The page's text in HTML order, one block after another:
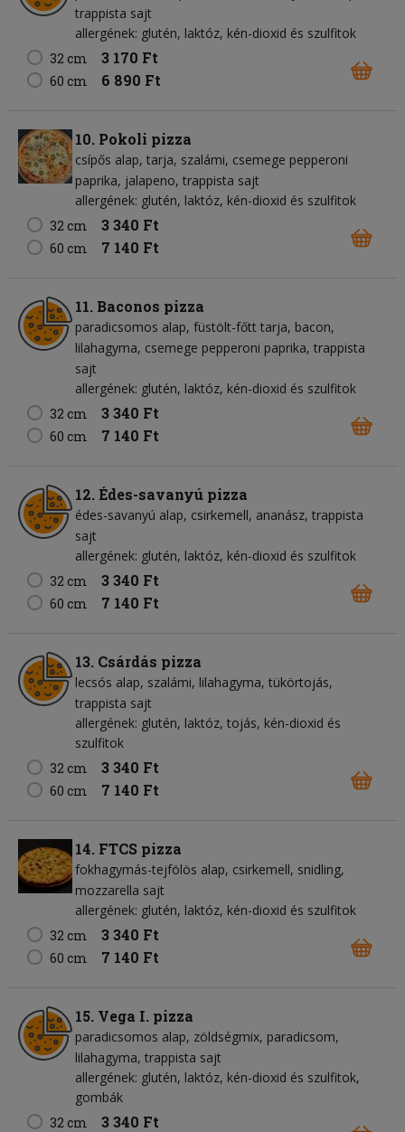
trappista sajt
allergének: glutén, laktóz, kén-dioxid és szulfitok
32 cm
3 170 Ft
60 cm 6 890 Ft
10. Pokoli pizza
csípős alap tarja szalámi csemege pepperoni
paprika jalapeno trappista sajt
allergének: glutén, laktóz, kén-dioxid és szulfitok
32 cm
3 340 Ft
60 cm 7 140 Ft
11. Baconos pizza
paradicsomos alap füstölt-főtt tarja bacon
lilahagyma csemege pepperoni paprika trappista
sajt
allergének: glutén, laktóz, kén-dioxid és szulfitok
32 cm
3 340 Ft
60 cm 7 140 Ft
12. Édes-savanyú pizza
édes-savanyú alap csirkemell ananász trappista
sajt
allergének: glutén, laktóz, kén-dioxid és szulfitok
32 cm
3 340 Ft
60 cm 7 140 Ft
13. Csárdás pizza
lecsós alap szalámi lilahagyma tükörtojás
trappista sajt
allergének: glutén, laktóz, tojás, kén-dioxid és
szulfitok
32 cm
3 340 Ft
60 cm 7 140 Ft
14. FTCS pizza
fokhagymás-tejfölös alap csirkemell snidling
mozzarella sajt
allergének: glutén, laktóz, kén-dioxid és szulfitok
32 cm
3 340 Ft
60 cm 7 140 Ft
15. Vega I. pizza
paradicsomos alap zöldségmix paradicsom
lilahagyma trappista sajt
allergének: glutén, laktóz, kén-dioxid és szulfitok,
gombák
32 cm
3 340 Ft